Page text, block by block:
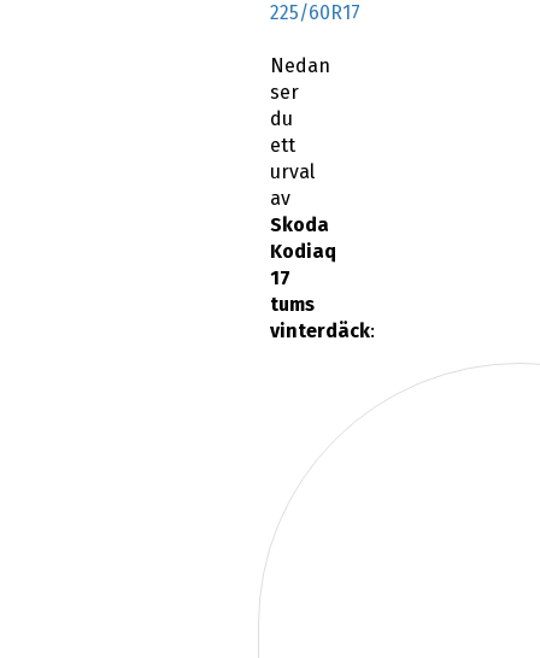
225/60R17
Nedan
ser
du
ett
urval
av
Skoda
Kodiaq
17
tums
vinterdäck: